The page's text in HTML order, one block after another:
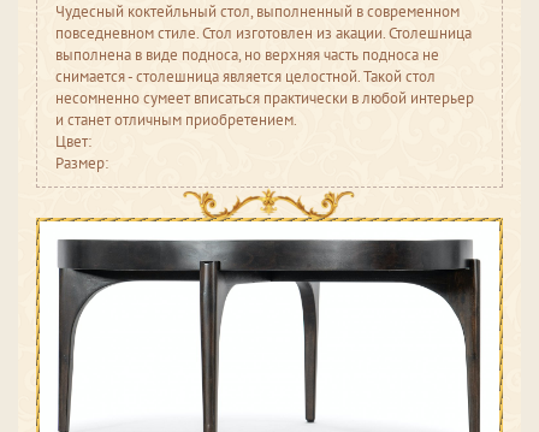
Чудесный коктейльный стол, выполненный в современном
повседневном стиле. Стол изготовлен из акации. Столешница
выполнена в виде подноса, но верхняя часть подноса не
снимается - столешница является целостной. Такой стол
несомненно сумеет вписаться практически в любой интерьер
и станет отличным приобретением.
Цвет:
Размер: